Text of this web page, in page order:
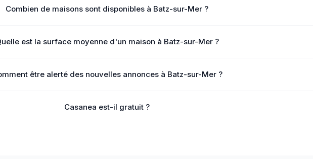
Combien de maisons sont disponibles à Batz-sur-Mer ?
est la surface moyenne d'un maison à Batz-sur-Mer ?
être alerté des nouvelles annonces à Batz-sur-Mer ?
Casanea est-il gratuit ?